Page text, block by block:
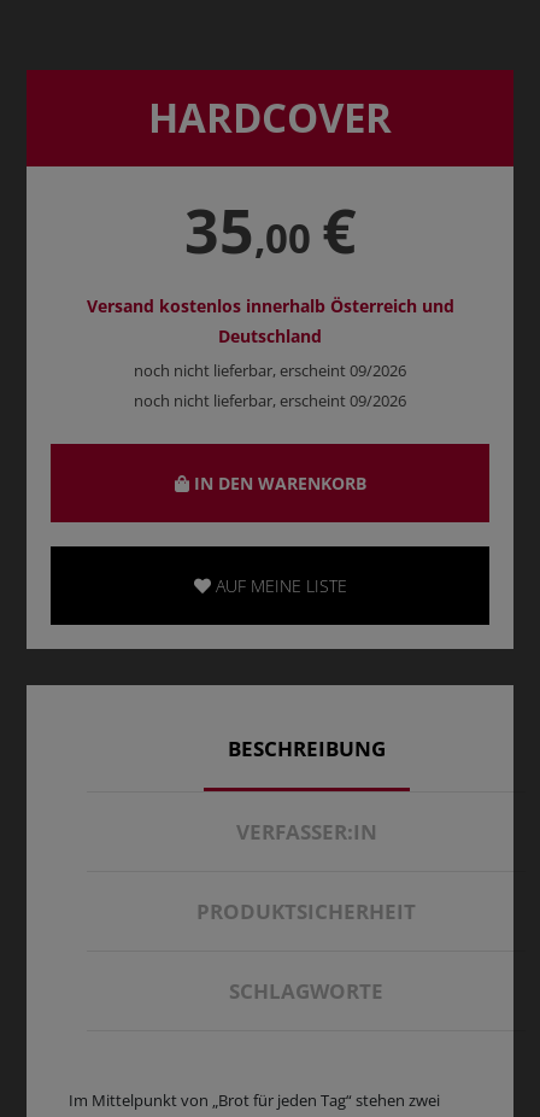
HARDCOVER
35,00 €
Versand kostenlos innerhalb Österreich und
Deutschland
noch nicht lieferbar, erscheint 09/2026
noch nicht lieferbar, erscheint 09/2026
IN DEN WARENKORB
AUF MEINE LISTE
BESCHREIBUNG
VERFASSER:IN
PRODUKTSICHERHEIT
SCHLAGWORTE
Im Mittelpunkt von „Brot für jeden Tag“ stehen zwei